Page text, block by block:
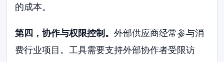
的成本。
第四，协作与权限控制。外部供应商经常参与消
费行业项目。工具需要支持外部协作者受限访